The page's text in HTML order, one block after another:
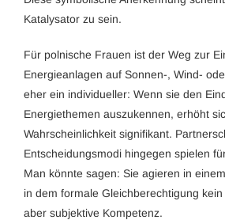
Katalysator zu sein.
Für polnische Frauen ist der Weg zur
Energieanlagen auf Sonnen-, Wind-
eher ein individueller: Wenn sie den
Energiethemen auszukennen, erhöht
Wahrscheinlichkeit signifikant.
Entscheidungsmodi hingegen spielen
Man könnte sagen: Sie agieren in
in dem formale Gleichberechtigung
aber subjektive Kompetenz.